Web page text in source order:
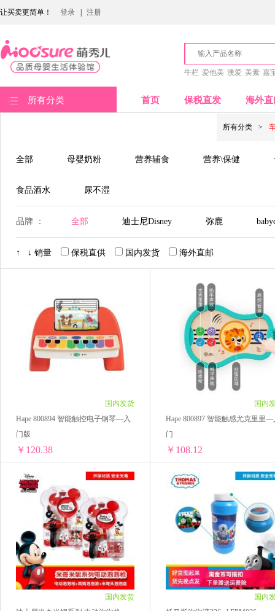
让买卖更简单！ 登录 注册
牛栏 爱他美 澳爱 美素 嘉
所有分类 首页 保税直发 海外直
所有分类 >
全部 母婴奶粉 营养辅食 营养\保健
食品酒水 尿不湿
品牌 ： 全部 迪士尼Disney 弥鹿
↑ ↓ 销量 保税直供 国内发货 海外直邮
国内发货
Hape 800894 智能触控电子钢琴—入
门版
￥120.38
1套 ￥126.8(￥126.8/单套)
3套 ￥370.77(￥123.59/单套)
10套 ￥1203.8(￥120.38/单套)
国内
Hape 800897 智能触感尤克里里—
门
￥108.12
1套 ￥114.48(￥114.48/单套)
3套 ￥333.9(￥111.3/单套)
6套 ￥648.72(￥108.12/单套)
国内发货
国内